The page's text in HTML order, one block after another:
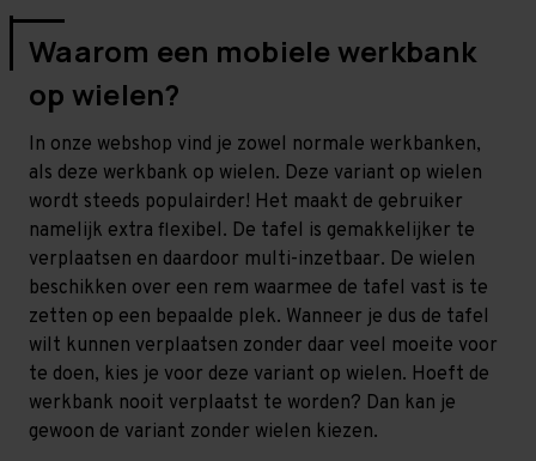
Waarom een mobiele werkbank
op wielen?
In onze webshop vind je zowel normale werkbanken,
als deze werkbank op wielen. Deze variant op wielen
wordt steeds populairder! Het maakt de gebruiker
namelijk extra flexibel. De tafel is gemakkelijker te
verplaatsen en daardoor multi-inzetbaar. De wielen
beschikken over een rem waarmee de tafel vast is te
zetten op een bepaalde plek. Wanneer je dus de tafel
wilt kunnen verplaatsen zonder daar veel moeite voor
te doen, kies je voor deze variant op wielen. Hoeft de
werkbank nooit verplaatst te worden? Dan kan je
gewoon de variant zonder wielen kiezen.